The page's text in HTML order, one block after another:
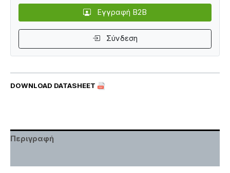
DOWNLOAD DATASHEET
Εγγραφή B2B
Σύνδεση
Περιγραφή